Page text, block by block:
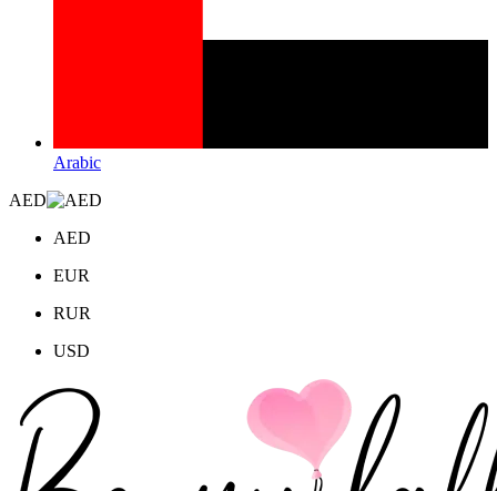
Arabic
AED
AED
EUR
RUR
USD